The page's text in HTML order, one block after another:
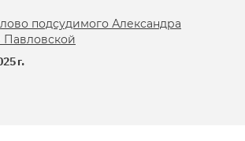
подсудимого Александра
г.